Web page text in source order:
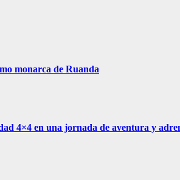
monarca de Ruanda
4×4 en una jornada de aventura y